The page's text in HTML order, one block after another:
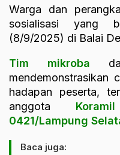
Warga dan
sosialisasi yang
(8/9/2025) di Balai
Tim mikroba
mendemonstrasikan
hadapan peserta,
anggota
0421/Lampung
Baca juga: